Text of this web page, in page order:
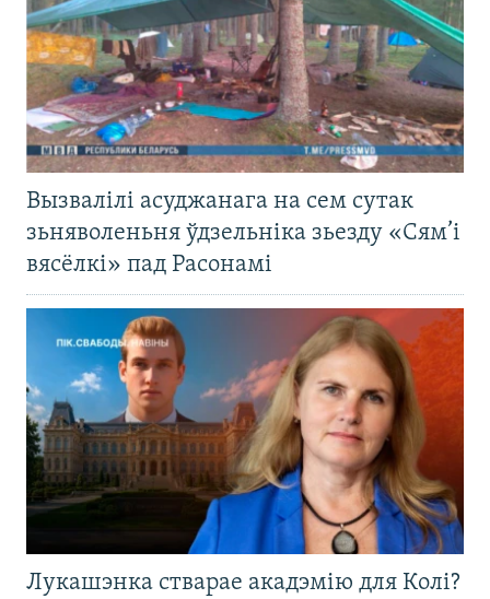
Вызвалілі асуджанага на сем сутак
зьняволеньня ўдзельніка зьезду «Сям’і
вясёлкі» пад Расонамі
Лукашэнка стварае акадэмію для Колі?